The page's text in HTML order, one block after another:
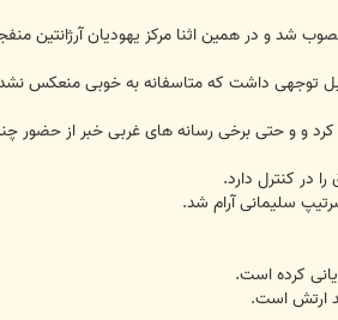
شد و در همین اثنا مرکز یهودیان آرژانتین
توجهی داشت که متاسفانه به خوبی منعکس
و و حتی برخی رسانه های غربی خبر از حضور
در کنترل دارد.
سلیمانی آرام شد.
کرده است.